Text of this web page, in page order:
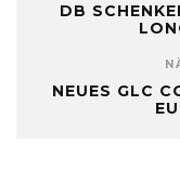
DB
NEUES GLC